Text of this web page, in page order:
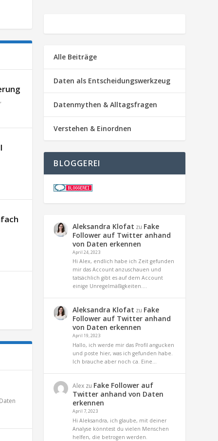
,
Daten
Alle Beiträge
Daten als Entscheidungswerkzeug
Datenmythen & Alltagsfragen
Verstehen & Einordnen
BLOGGEREI
Aleksandra Klofat zu Fake
Follower auf Twitter anhand
von Daten erkennen
April 24, 2023
Hi Alex, endlich habe ich Zeit gefunden
mir das Account anzuschauen und
tatsächlich gibt es auf dem Account
einige Unregelmäßigkeiten.…
Aleksandra Klofat zu Fake
Follower auf Twitter anhand
von Daten erkennen
April 19, 2023
Hallo, ich werde mir das Profil angucken
und poste hier, was ich gefunden habe.
Ich brauche aber noch ca. Eine…
Alex zu Fake Follower auf
Twitter anhand von Daten
erkennen
April 7, 2023
Hi Aleksandra, ich glaube, mit deiner
Analyse könntest du vielen Menschen
helfen, die betrogen werden.